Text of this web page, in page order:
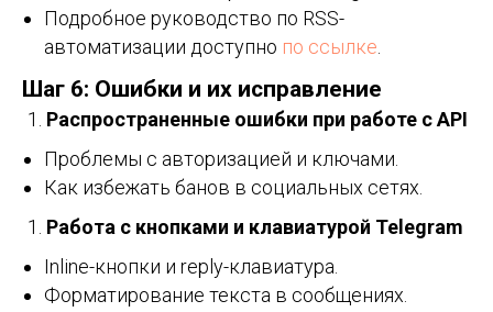
Подробное руководство по RSS-
автоматизации доступно по ссылке
Шаг 6: Ошибки и их исправление
Распространенные ошибки при работе с API
Проблемы с авторизацией и ключами.
Как избежать банов в социальных сетях.
Работа с кнопками и клавиатурой Telegram
Inline-кнопки и reply-клавиатура.
Форматирование текста в сообщениях.